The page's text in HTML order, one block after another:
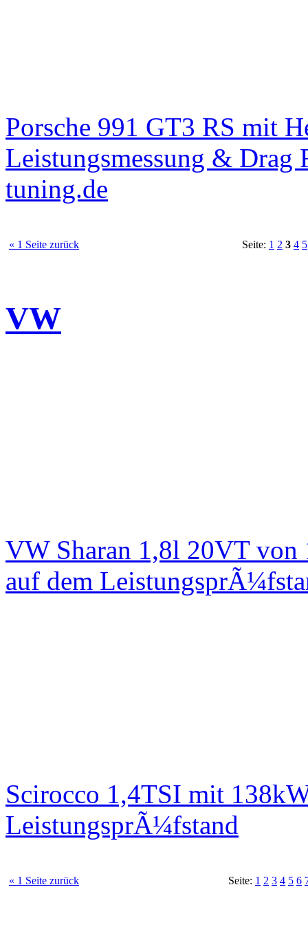
Porsche 991 GT3 RS mit
Leistungsmessung & Drag
tuning.de
« 1 Seite zurück Seite: 1 2 3 4 5
VW
VW Sharan 1,8l 20VT
auf dem
Scirocco 1,4TSI mit
LeistungsprÃ¼fstand
« 1 Seite zurück Seite: 1 2 3 4 5 6